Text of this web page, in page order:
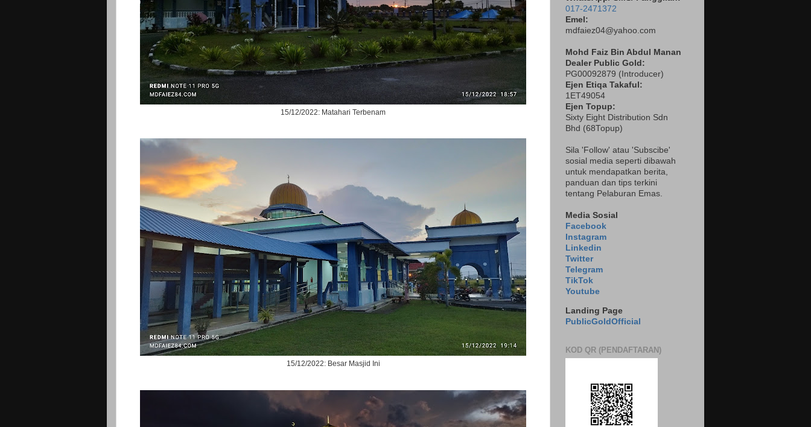
15/12/2022: Matahari Terbenam
15/12/2022: Besar Masjid Ini
017-2471372
Emel:
mdfaiez04@yahoo.com
Mohd Faiz Bin Abdul Manan
Dealer Public Gold:
PG00092879 ( Introducer)
Ejen Etiqa Takaful:
1ET49054
Ejen Topup:
Sixty Eight Distribution Sdn
Bhd (68Topup)
Sila 'Follow' atau 'Subscibe'
sosial media seperti dibawah
untuk mendapatkan berita,
panduan dan tips terkini
tentang Pelaburan Emas.
Media Sosial
Facebook
Instagram
Linkedin
Twitter
Telegram
TikTok
Youtube
Landing Page
PublicGoldOfficial
KOD QR (PENDAFTARAN)